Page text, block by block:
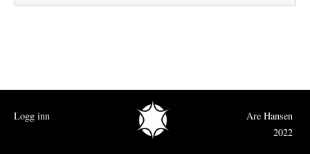
Logg inn
Are Hansen
2022